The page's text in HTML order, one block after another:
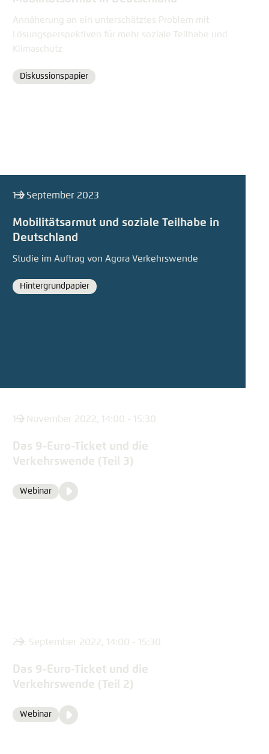
Annäherung an ein unterschätztes Problem mit
Lösungsperspektiven für mehr soziale Teilhabe und
Klimaschutz
Format
Diskussionspapier
13. September 2023
Mobilitätsarmut und soziale Teilhabe in
Deutschland
Studie im Auftrag von Agora Verkehrswende
Format
Hintergrundpapier
15. November 2022, 14:00 - 15:30
Das 9-Euro-Ticket und die
Verkehrswende (Teil 3)
Format
Webinar
Media
Video
29. September 2022, 14:00 - 15:30
Das 9-Euro-Ticket und die
Verkehrswende (Teil 2)
Format
Webinar
Media
Video